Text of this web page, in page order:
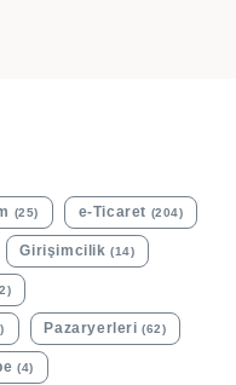
(25) e-Ticaret (204)
Girişimcilik (14)
Pazaryerleri (62)
(4)